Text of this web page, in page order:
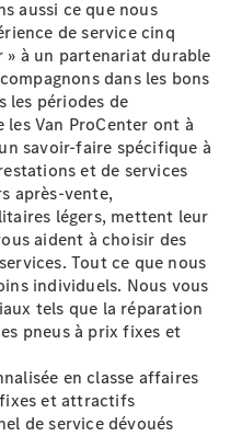
aussi ce que nous
de service cinq
à un partenariat durable
dans les bons
les périodes de
Van ProCenter ont à
savoir-faire spécifique à
et de services
après-vente,
légers, mettent leur
aident à choisir des
Tout ce que nous
individuels. Nous vous
tels que la réparation
pneus à prix fixes et
en classe affaires
et attractifs
de service dévoués